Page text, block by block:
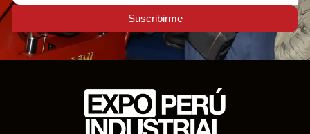
Suscribirme